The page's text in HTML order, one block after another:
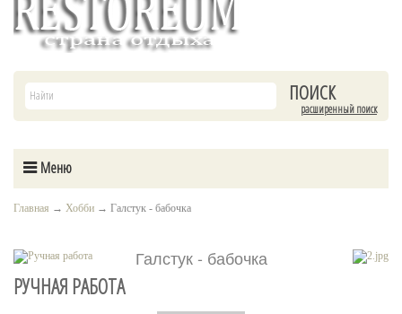
расширенный поиск
Меню
Главная → Хобби → Галстук - бабочка
Галстук - бабочка
РУЧНАЯ РАБОТА